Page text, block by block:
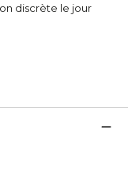
discrète le jour